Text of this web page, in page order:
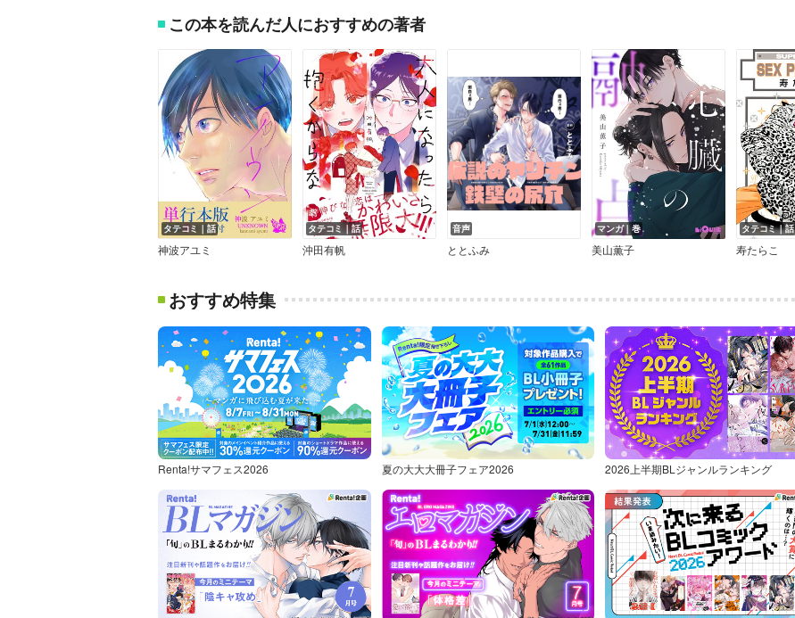
この本を読んだ人におすすめの著者
タテコミ｜話
神波アユミ
タテコミ｜話
沖田有帆
音声
ととふみ
マンガ｜巻
美山薫子
タテコミ｜話
寿たらこ
おすすめ特集
Renta!サマフェス2026 夏の大大大冊子フェア2026 2026上半期BLジャンルランキング